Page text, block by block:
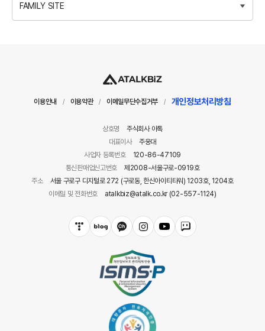
FAMILY SITE
이용안내 / 이용약관 / 이메일무단수집거부 / 개인정보처리방침
상호명
주식회사 아톡
대표이사
주웅대
사업자 등록번호
120-86-47109
통신판매업신고번호
제2008-서울구로-0919호
주소
서울 구로구 디지털로 272 (구로동, 한신아이티타워) 1203호, 1204호
이메일 및 전화번호
atalkbiz@atalk.co.kr (02-557-1124)